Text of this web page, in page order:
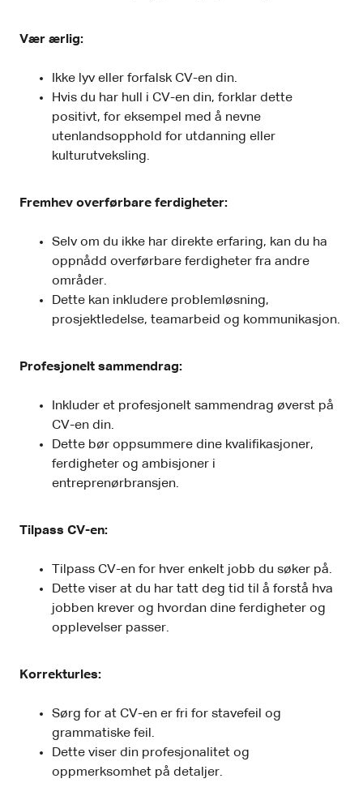
Vær ærlig:
Ikke lyv eller forfalsk CV-en din.
Hvis du har hull i CV-en din, forklar dette
positivt, for eksempel med å nevne
utenlandsopphold for utdanning eller
kulturutveksling.
Fremhev overførbare ferdigheter:
Selv om du ikke har direkte erfaring, kan du ha
oppnådd overførbare ferdigheter fra andre
områder.
Dette kan inkludere problemløsning,
prosjektledelse, teamarbeid og kommunikasjon.
Profesjonelt sammendrag:
Inkluder et profesjonelt sammendrag øverst på
CV-en din.
Dette bør oppsummere dine kvalifikasjoner,
ferdigheter og ambisjoner i
entreprenørbransjen.
Tilpass CV-en:
Tilpass CV-en for hver enkelt jobb du søker på.
Dette viser at du har tatt deg tid til å forstå hva
jobben krever og hvordan dine ferdigheter og
opplevelser passer.
Korrekturles:
Sørg for at CV-en er fri for stavefeil og
grammatiske feil.
Dette viser din profesjonalitet og
oppmerksomhet på detaljer.